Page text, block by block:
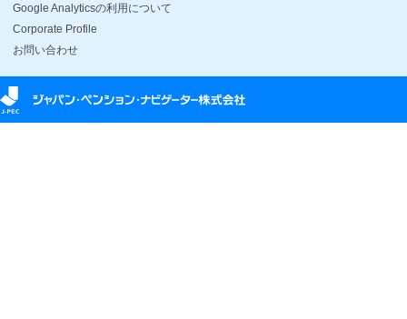
Google Analyticsの利用について
Corporate Profile
お問い合わせ